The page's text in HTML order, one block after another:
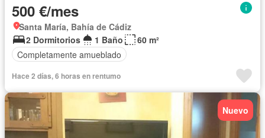
500 €/mes
Santa María, Bahía de Cádiz
2 Dormitorios
1 Baño
60 m²
Completamente amueblado
Hace 2 días, 6 horas en rentumo
Nuevo